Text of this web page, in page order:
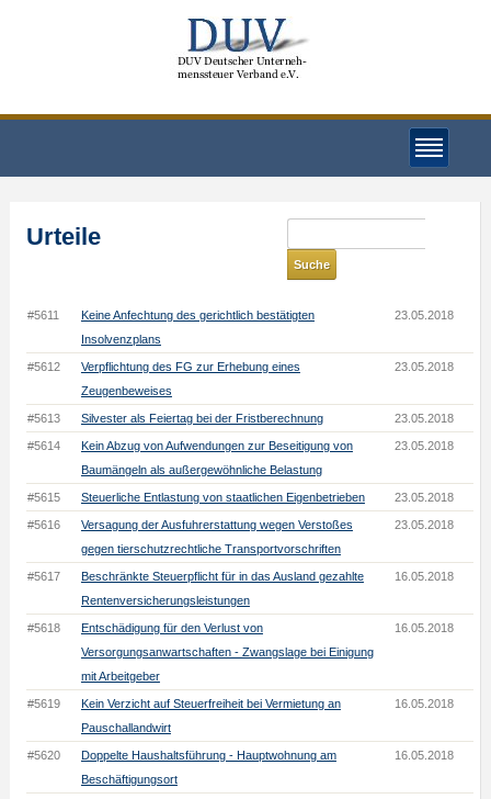
Urteile
#5611
Keine Anfechtung des gerichtlich bestätigten
Insolvenzplans
23.05.2018
#5612
Verpflichtung des FG zur Erhebung eines
Zeugenbeweises
23.05.2018
#5613 Silvester als Feiertag bei der Fristberechnung 23.05.2018
#5614
Kein Abzug von Aufwendungen zur Beseitigung von
Baumängeln als außergewöhnliche Belastung
23.05.2018
#5615 Steuerliche Entlastung von staatlichen Eigenbetrieben 23.05.2018
#5616
Versagung der Ausfuhrerstattung wegen Verstoßes
gegen tierschutzrechtliche Transportvorschriften
23.05.2018
#5617
Beschränkte Steuerpflicht für in das Ausland gezahlte
Rentenversicherungsleistungen
16.05.2018
#5618
Entschädigung für den Verlust von
Versorgungsanwartschaften - Zwangslage bei Einigung
mit Arbeitgeber
16.05.2018
#5619
Kein Verzicht auf Steuerfreiheit bei Vermietung an
Pauschallandwirt
16.05.2018
#5620
Doppelte Haushaltsführung - Hauptwohnung am
Beschäftigungsort
16.05.2018